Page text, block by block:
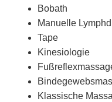
Bobath
Manuelle
Tape
Kinesiologie
Klassische